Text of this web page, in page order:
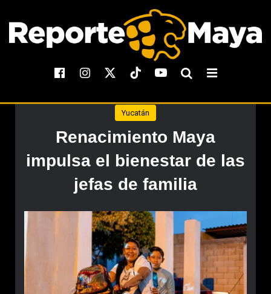
Yucatán
Renacimiento Maya
impulsa el bienestar de las
jefas de familia